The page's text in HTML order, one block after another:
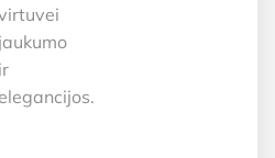
jaukumo
ir